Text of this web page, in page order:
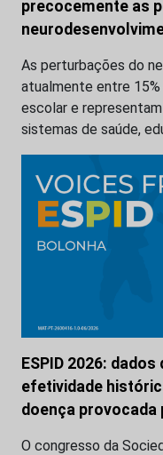
precocemente as
As perturbações do
atualmente entre 15%
escolar e
sistemas de saúde,
ESPID 2026:
efetividade
doença provocada
O congresso da